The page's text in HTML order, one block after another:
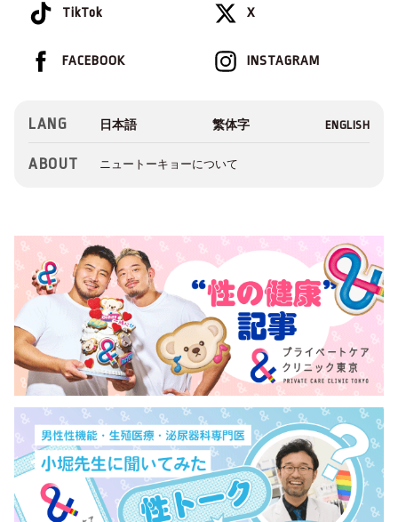
TikTok X
INSTAGRAM
FACEBOOK
LANG
ABOUT ニュートーキョーについて